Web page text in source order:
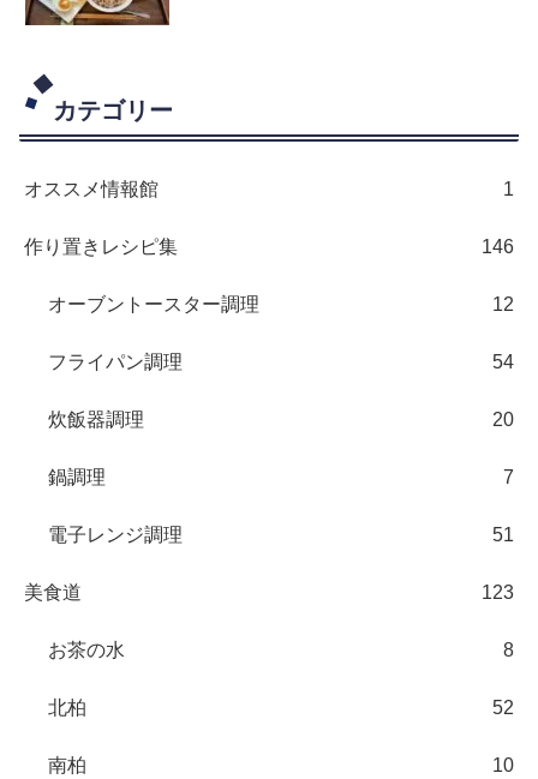
カテゴリー
オススメ情報館 1
作り置きレシピ集 146
オーブントースター調理 12
フライパン調理 54
炊飯器調理 20
鍋調理 7
電子レンジ調理 51
美食道 123
お茶の水 8
北柏 52
南柏 10